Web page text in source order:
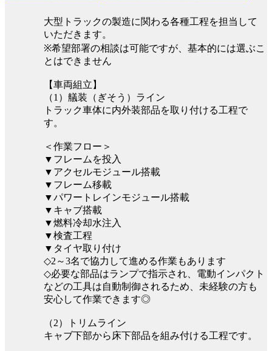
大型トラックの製造に関わる各種工程を担当して
いただきます。
※希望部署の相談は可能ですが、基本的には選ぶこ
とはできません
【車両組立】
（1）艤装（ぎそう）ライン
トラック車体に内外装部品を取り付ける工程で
す。
＜作業フロー＞
▼フレームを投入
▼アクセルモジュール搭載
▼フレーム移載
▼パワートレインモジュール搭載
▼キャブ搭載
▼燃料冷却水注入
▼検査工程
▼タイヤ取り付け
◇2～3名で協力して進める作業もあります
◇必要な部品はランプで指示され、電動インパクト
などの工具は自動制御されるため、未経験の方も
安心して作業できます◎
（2）トリムライン
キャブ下部から床下部品を組み付ける工程です。